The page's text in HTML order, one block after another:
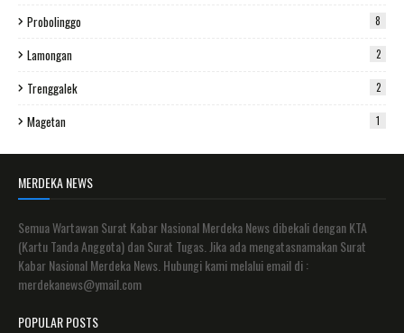
Probolinggo 8
Lamongan 2
Trenggalek 2
Magetan 1
MERDEKA NEWS
Semua Wartawan Surat Kabar Nasional Merdeka News dibekali dengan KTA
(Kartu Tanda Anggota) dan Surat Tugas. Jika ada mengatasnamakan Surat
Kabar Nasional Merdeka News. Hubungi kami melalui email di :
merdekanews@ymail.com
POPULAR POSTS